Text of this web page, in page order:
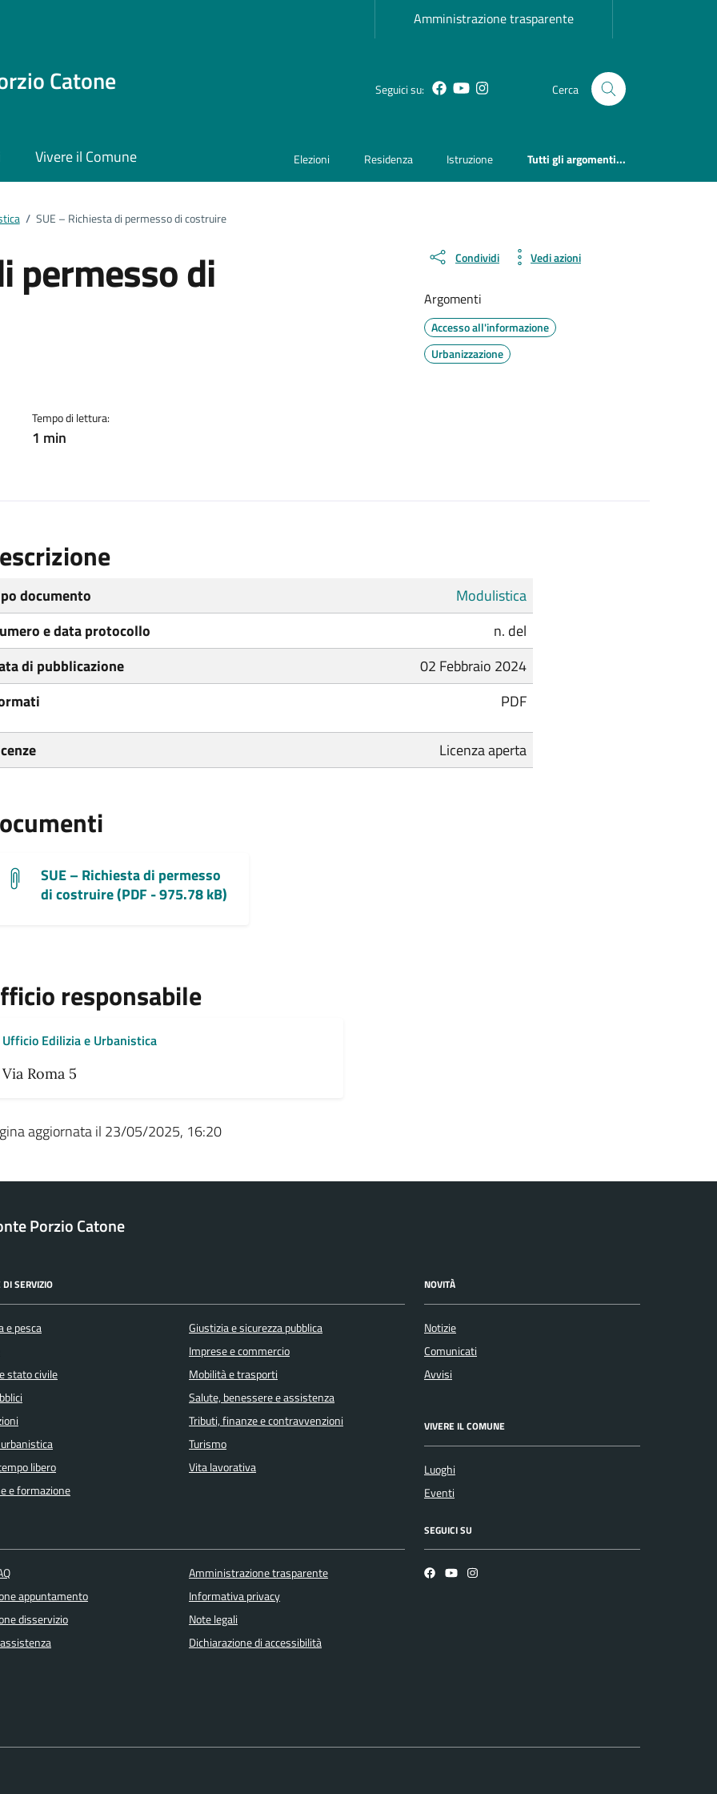
Amministrazione trasparente
Catone Seguici su: Facebook
YouTubeInstagram Cerca
Vivere il Comune Elezioni Residenza Istruzione Tutti gli argomenti...
/ SUE – Richiesta di permesso di costruire
permesso di
Tempo di lettura:
1 min
Condividi Vedi azioni
Argomenti
Accesso all'informazione
Urbanizzazione
documento
Modulistica
e data protocollo
n. del
di pubblicazione
02 Febbraio 2024
PDF
Licenza aperta
SUE – Richiesta di permesso
di costruire (PDF - 975.78 kB)
responsabile
Ufficio Edilizia e Urbanistica
Via Roma 5
aggiornata il 23/05/2025, 16:20
Porzio Catone
DI SERVIZIO
e pesca
stato civile
libero
e formazione
Giustizia e sicurezza pubblica
Imprese e commercio
Mobilità e trasporti
Salute, benessere e assistenza
Tributi, finanze e contravvenzioni
Turismo
Vita lavorativa
NOVITÀ
Notizie
Comunicati
Avvisi
VIVERE IL COMUNE
Luoghi
Eventi
appuntamento
disservizio
Amministrazione trasparente
Informativa privacy
Note legali
Dichiarazione di accessibilità
SEGUICI SU
Facebook
YouTubeInstagram